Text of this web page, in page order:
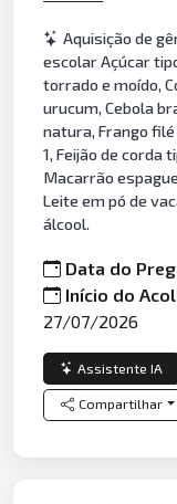
Aquisição de
escolar Açúcar
torrado e moído,
urucum, Cebola
natura, Frango
1, Feijão de corda
Macarrão
Leite em pó de
álcool.
Data do
Início do
27/07/2026
Assistente IA
Compartilhar